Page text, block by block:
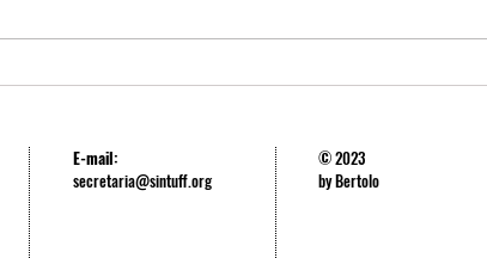
SINTUFF repudia a perseguição aos
E-mail:
secretaria@sintuff.org
© 2023
by Bertolo